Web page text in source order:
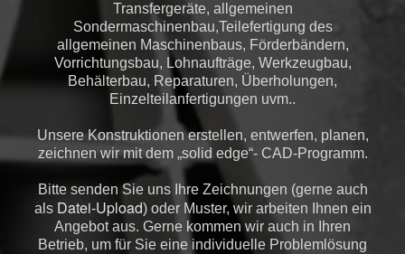
Transfergeräte, allgemeinen
Sondermaschinenbau,Teilefertigung des
allgemeinen Maschinenbaus, Förderbändern,
Vorrichtungsbau, Lohnaufträge, Werkzeugbau,
Behälterbau, Reparaturen, Überholungen,
Einzelteilanfertigungen uvm..
Unsere Konstruktionen erstellen, entwerfen, planen,
zeichnen wir mit dem „solid edge“- CAD-Programm.
Bitte senden Sie uns Ihre Zeichnungen (gerne auch
als Datei-Upload) oder Muster, wir arbeiten Ihnen ein
Angebot aus. Gerne kommen wir auch in Ihren
Betrieb, um für Sie eine individuelle Problemlösung